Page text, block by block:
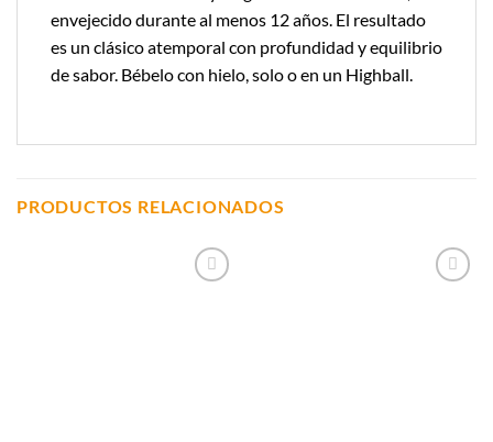
envejecido durante al menos 12 años. El resultado
es un clásico atemporal con profundidad y equilibrio
de sabor. Bébelo con hielo, solo o en un Highball.
PRODUCTOS RELACIONADOS